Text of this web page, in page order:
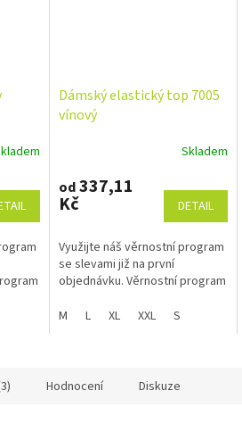
Dámský elastický top 7005
vínový
Skladem
od337,11
Kč DETAIL
Využijte náš věrnostní program
se slevami již na první
objednávku. Věrnostní program
M
L XL XXL S
Hodnocení Diskuze